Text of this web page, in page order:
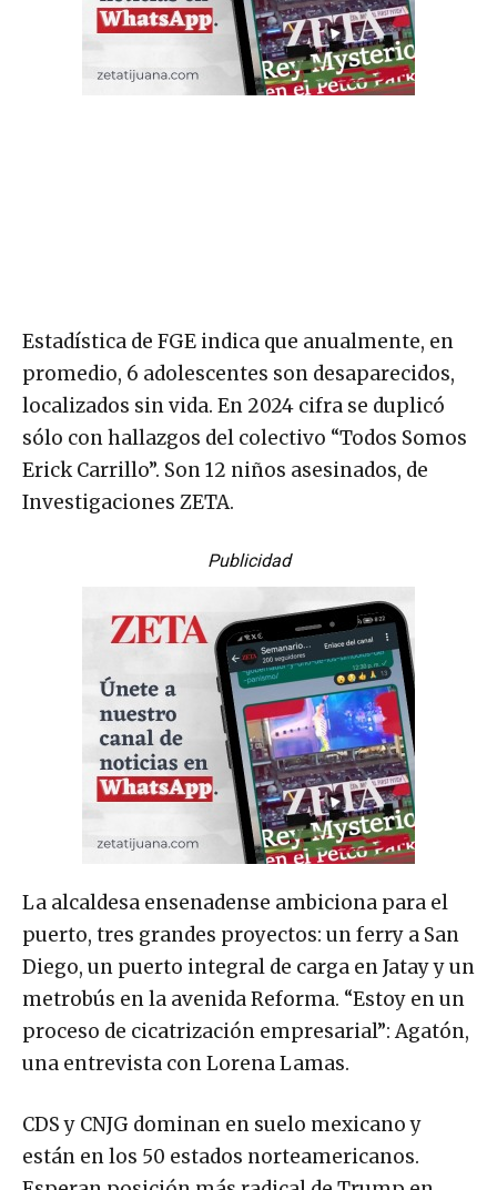
Estadística de FGE indica que anualmente, en
promedio, 6 adolescentes son desaparecidos,
localizados sin vida. En 2024 cifra se duplicó
sólo con hallazgos del colectivo “Todos Somos
Erick Carrillo”. Son 12 niños asesinados, de
Investigaciones ZETA.
Publicidad
La alcaldesa ensenadense ambiciona para el
puerto, tres grandes proyectos: un ferry a San
Diego, un puerto integral de carga en Jatay y un
metrobús en la avenida Reforma. “Estoy en un
proceso de cicatrización empresarial”: Agatón,
una entrevista con Lorena Lamas.
CDS y CNJG dominan en suelo mexicano y
están en los 50 estados norteamericanos.